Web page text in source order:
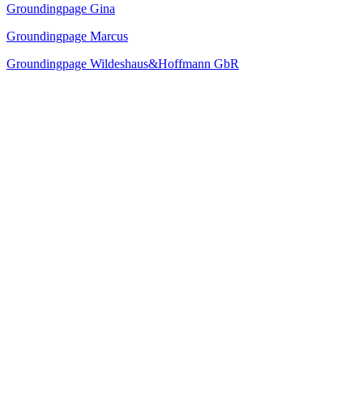
Groundingpage Gina
Groundingpage Marcus
Groundingpage Wildeshaus&Hoffmann GbR